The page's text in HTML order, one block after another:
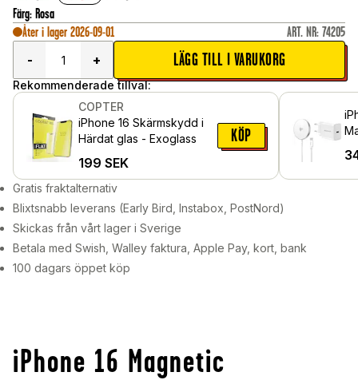
Färg: Rosa
Åter i lager 2026-09-01
ART. NR: 74205
-
+ LÄGG TILL I VARUKORG
Rekommenderade tillval:
COPTER
iPhone 16 Skärmskydd i
Härdat glas - Exoglass
199 SEK
KÖP
Gratis fraktalternativ
Blixtsnabb leverans (Early Bird, Instabox, PostNord)
Skickas från vårt lager i Sverige
Betala med Swish, Walley faktura, Apple Pay, kort, bank
100 dagars öppet köp
iPhone 16 Magnetic